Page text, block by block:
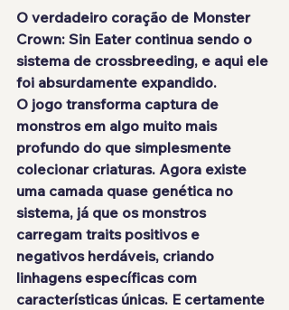
O verdadeiro coração de Monster
Crown: Sin Eater continua sendo o
sistema de crossbreeding, e aqui ele
foi absurdamente expandido.
O jogo transforma captura de
monstros em algo muito mais
profundo do que simplesmente
colecionar criaturas. Agora existe
uma camada quase genética no
sistema, já que os monstros
carregam traits positivos e
negativos herdáveis, criando
linhagens específicas com
características únicas. E certamente